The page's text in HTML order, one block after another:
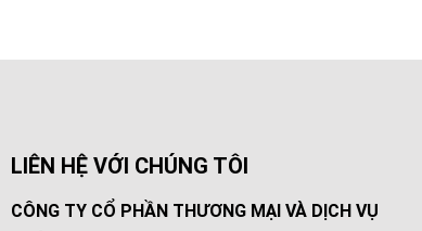
LIÊN HỆ VỚI CHÚNG TÔI
CÔNG TY CỔ PHẦN THƯƠNG MẠI VÀ DỊCH VỤ